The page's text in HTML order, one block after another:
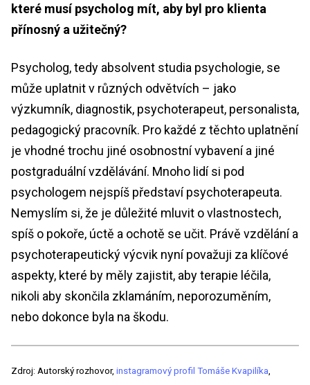
které musí psycholog mít, aby byl pro klienta
přínosný a užitečný?
Psycholog, tedy absolvent studia psychologie, se
může uplatnit v různých odvětvích – jako
výzkumník, diagnostik, psychoterapeut, personalista,
pedagogický pracovník. Pro každé z těchto uplatnění
je vhodné trochu jiné osobnostní vybavení a jiné
postgraduální vzdělávání. Mnoho lidí si pod
psychologem nejspíš představí psychoterapeuta.
Nemyslím si, že je důležité mluvit o vlastnostech,
spíš o pokoře, úctě a ochotě se učit. Právě vzdělání a
psychoterapeutický výcvik nyní považuji za klíčové
aspekty, které by měly zajistit, aby terapie léčila,
nikoli aby skončila zklamáním, neporozuměním,
nebo dokonce byla na škodu.
Zdroj: Autorský rozhovor, instagramový profil Tomáše Kvapilíka